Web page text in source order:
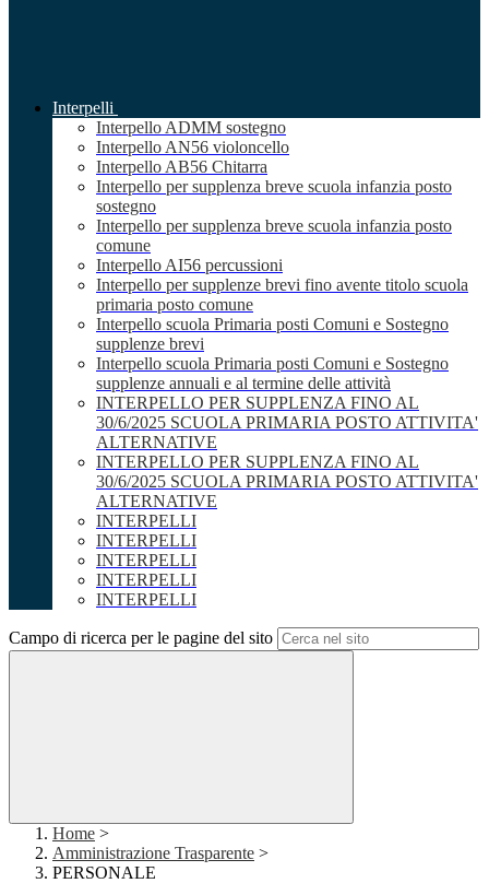
Interpelli
Interpello ADMM sostegno
Interpello AN56 violoncello
Interpello AB56 Chitarra
Interpello per supplenza breve scuola infanzia posto
sostegno
Interpello per supplenza breve scuola infanzia posto
comune
Interpello AI56 percussioni
Interpello per supplenze brevi fino avente titolo scuola
primaria posto comune
Interpello scuola Primaria posti Comuni e Sostegno
supplenze brevi
Interpello scuola Primaria posti Comuni e Sostegno
supplenze annuali e al termine delle attività
INTERPELLO PER SUPPLENZA FINO AL
30/6/2025 SCUOLA PRIMARIA POSTO ATTIVITA'
ALTERNATIVE
INTERPELLO PER SUPPLENZA FINO AL
30/6/2025 SCUOLA PRIMARIA POSTO ATTIVITA'
ALTERNATIVE
INTERPELLI
INTERPELLI
INTERPELLI
INTERPELLI
INTERPELLI
Campo di ricerca per le pagine del sito
Home >
Amministrazione Trasparente >
PERSONALE